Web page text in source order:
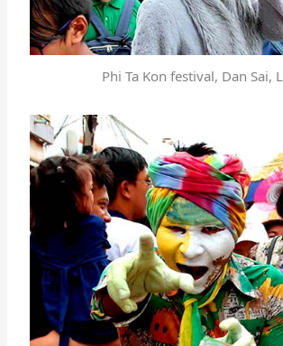
Phi Ta Kon festival, Dan Sai,